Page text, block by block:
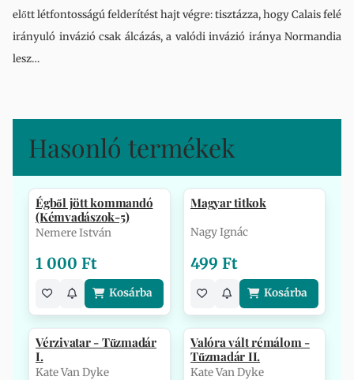
előtt létfontosságú felderítést hajt végre: tisztázza, hogy Calais felé
irányuló invázió csak álcázás, a valódi invázió iránya Normandia
lesz…
Hasonló termékek
Égből jött kommandó
(Kémvadászok-5)
Nemere István
1 000 Ft
Kosárba
Magyar titkok
Nagy Ignác
499 Ft
Kosárba
Vérzivatar - Tűzmadár
I.
Kate Van Dyke
Valóra vált rémálom -
Tűzmadár II.
Kate Van Dyke